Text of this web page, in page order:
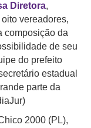
Diretora,
vereadores,
composição da
de seu
do prefeito
estadual
parte da
2000 (PL),